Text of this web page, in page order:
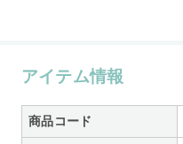
アイテム情報
商品コード